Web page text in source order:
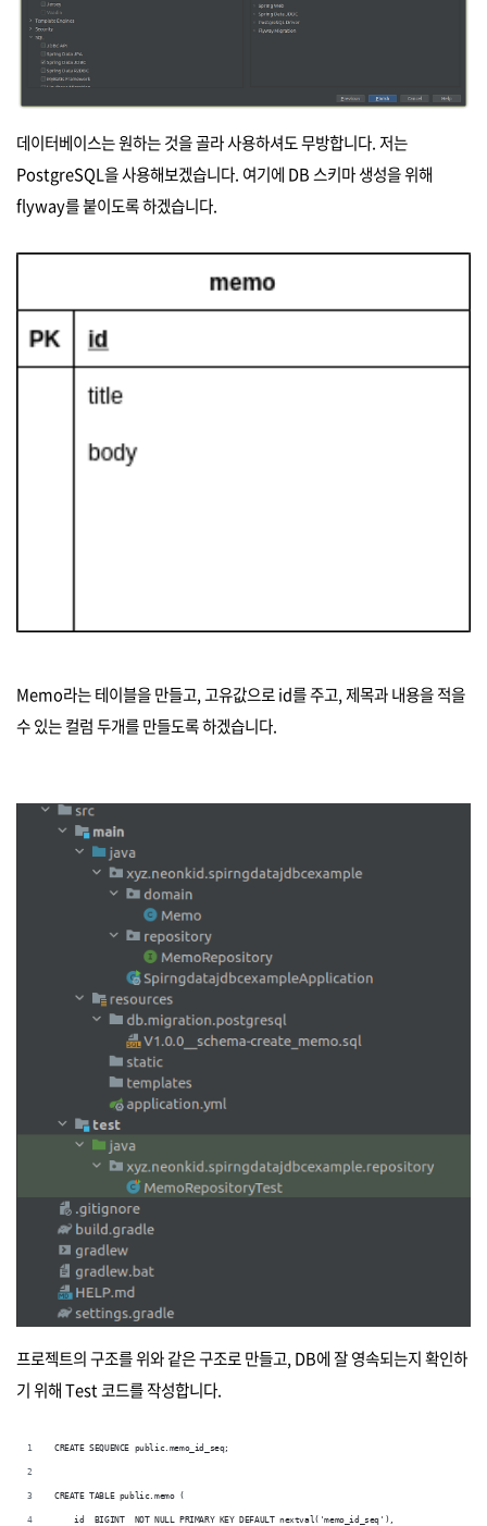
데이터베이스는 원하는 것을 골라 사용하셔도 무방합니다. 저는
PostgreSQL을 사용해보겠습니다. 여기에 DB 스키마 생성을 위해
flyway를 붙이도록 하겠습니다.
Memo라는 테이블을 만들고, 고유값으로 id를 주고, 제목과 내용을 적을
수 있는 컬럼 두개를 만들도록 하겠습니다.
프로젝트의 구조를 위와 같은 구조로 만들고, DB에 잘 영속되는지 확인하
기 위해 Test 코드를 작성합니다.
CREATE SEQUENCE public.memo_id_seq;
CREATE TABLE public.memo (
    id  BIGINT  NOT NULL PRIMARY KEY DEFAULT nextval('memo_id_seq'),